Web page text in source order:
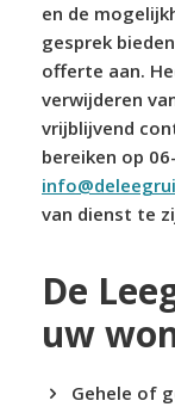
en de
gesprek
offerte aan.
verwijderen
vrijblijvend
bereiken op
van dienst te
De
uw
Gehele of